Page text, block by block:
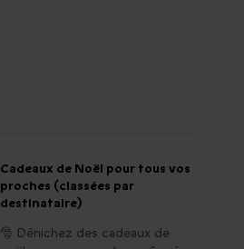
Cadeaux de Noël pour tous vos
proches (classées par
destinataire)
🎅 Dénichez des cadeaux de